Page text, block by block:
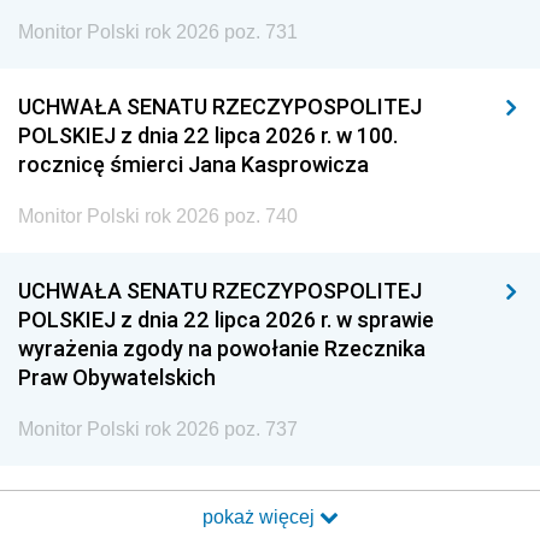
Monitor Polski rok 2026 poz. 731
UCHWAŁA SENATU RZECZYPOSPOLITEJ
POLSKIEJ z dnia 22 lipca 2026 r. w 100.
rocznicę śmierci Jana Kasprowicza
Monitor Polski rok 2026 poz. 740
UCHWAŁA SENATU RZECZYPOSPOLITEJ
POLSKIEJ z dnia 22 lipca 2026 r. w sprawie
wyrażenia zgody na powołanie Rzecznika
Praw Obywatelskich
Monitor Polski rok 2026 poz. 737
pokaż więcej